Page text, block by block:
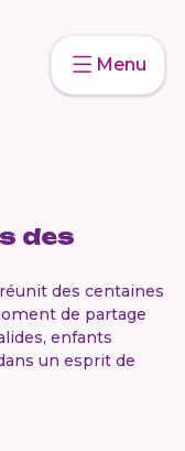
Menu
des
des centaines
de partage
enfants
un esprit de